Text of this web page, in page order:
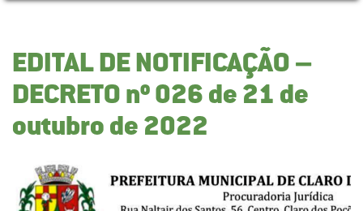
EDITAL DE NOTIFICAÇÃO –
DECRETO nº 026 de 21 de
outubro de 2022